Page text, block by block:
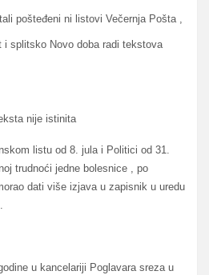
pošteđeni ni listovi Večernja Pošta ,
splitsko Novo doba radi tekstova
nije istinita
listu od 8. jula i Politici od 31.
trudnoći jedne bolesnice , po
dati više izjava u zapisnik u uredu
u kancelariji Poglavara sreza u